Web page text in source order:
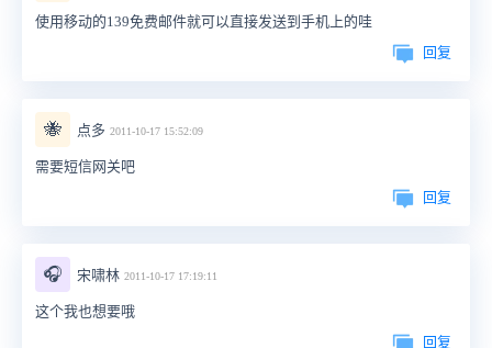
使用移动的139免费邮件就可以直接发送到手机上的哇
回复
🐝 点多 2011-10-17 15:52:09
需要短信网关吧
回复
🎧 宋啸林 2011-10-17 17:19:11
这个我也想要哦
回复